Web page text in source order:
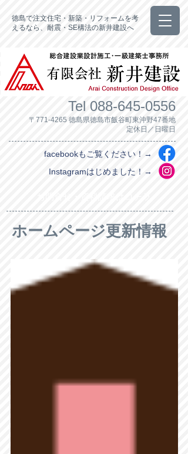
徳島で注文住宅・新築・リフォームを考
えるなら、耐震・SE構法の新井建設へ
Tel 088-645-0556
〒771-4265 徳島県徳島市飯谷町東沖野47番地
定休日／日曜日
facebookもご覧ください！→
Instagramはじめました！→
ホームページ更新情報